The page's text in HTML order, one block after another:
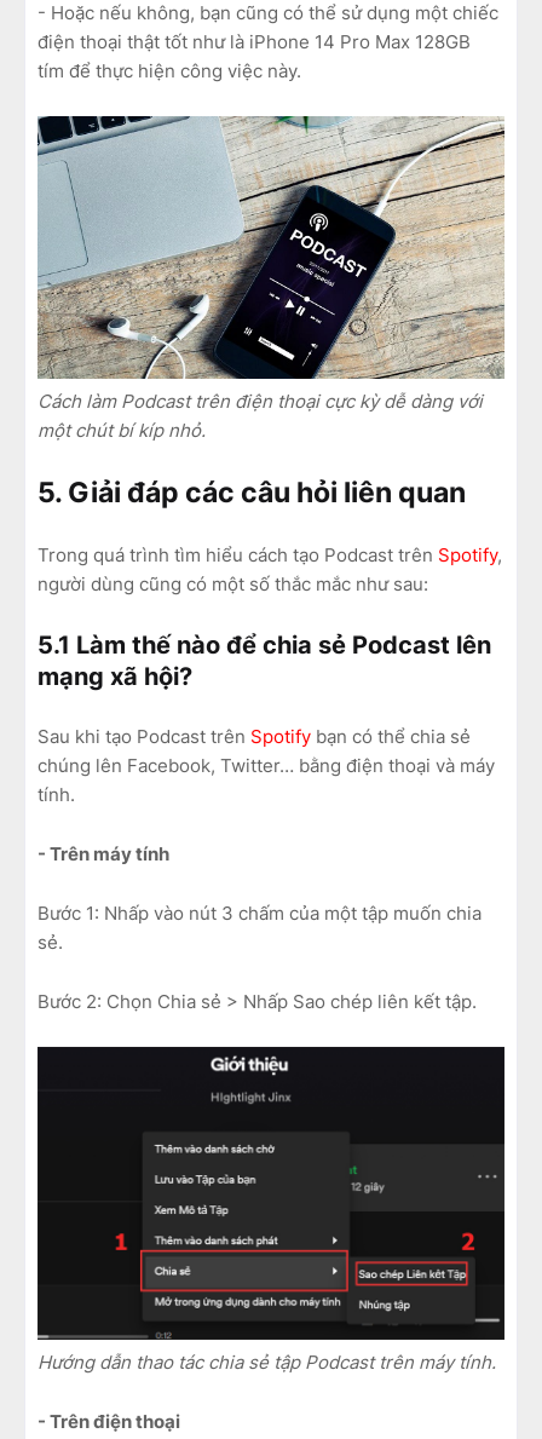
- Hoặc nếu không, bạn cũng có thể sử dụng một chiếc
điện thoại thật tốt như là iPhone 14 Pro Max 128GB
tím để thực hiện công việc này.
Cách làm Podcast trên điện thoại cực kỳ dễ dàng với
một chút bí kíp nhỏ.
5. Giải đáp các câu hỏi liên quan
Trong quá trình tìm hiểu cách tạo Podcast trên Spotify,
người dùng cũng có một số thắc mắc như sau:
5.1 Làm thế nào để chia sẻ Podcast lên
mạng xã hội?
Sau khi tạo Podcast trên Spotify bạn có thể chia sẻ
chúng lên Facebook, Twitter… bằng điện thoại và máy
tính.
- Trên máy tính
Bước 1: Nhấp vào nút 3 chấm của một tập muốn chia
sẻ.
Bước 2: Chọn Chia sẻ > Nhấp Sao chép liên kết tập.
Hướng dẫn thao tác chia sẻ tập Podcast trên máy tính.
- Trên điện thoại